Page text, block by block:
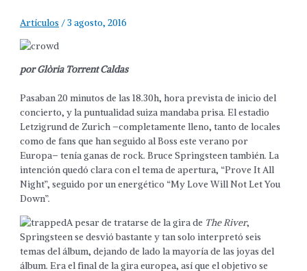
Artículos /3 agosto, 2016
por Glòria Torrent Caldas
Pasaban 20 minutos de las 18.30h, hora prevista de inicio del
concierto, y la puntualidad suiza mandaba prisa. El estadio
Letzigrund de Zurich –completamente lleno, tanto de locales
como de fans que han seguido al Boss este verano por
Europa– tenía ganas de rock. Bruce Springsteen también. La
intención quedó clara con el tema de apertura, “Prove It All
Night”, seguido por un energético “My Love Will Not Let You
Down”.
A pesar de tratarse de la gira de The River,
Springsteen se desvió bastante y tan solo interpretó seis
temas del álbum, dejando de lado la mayoría de las joyas del
álbum. Era el final de la gira europea, así que el objetivo se